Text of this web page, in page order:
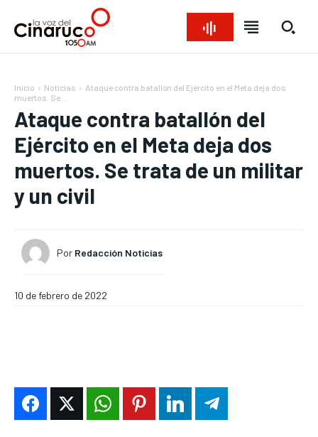
Bienvenido a La Voz del Cinaruco
INTERNACIONAL
NOSOTROS
Bienvenido a La Voz del Cinaruco
INTERNACIONAL
NOSOTROS
Bienvenido a La Voz del Cinaruco
REGIONAL
INTERNACIONAL
NOSOTROS
Bienvenido a La Voz del Cinaruco
REGIONAL
INTERNACIONAL
NOSOTROS
Inicio Noticias
Ataque contra batallón del Ejército en el Meta deja dos
muertos. Se...
Ataque contra batallón del
Ejército en el Meta deja dos
muertos. Se trata de un militar
y un civil
Por Redacción Noticias
10 de febrero de 2022